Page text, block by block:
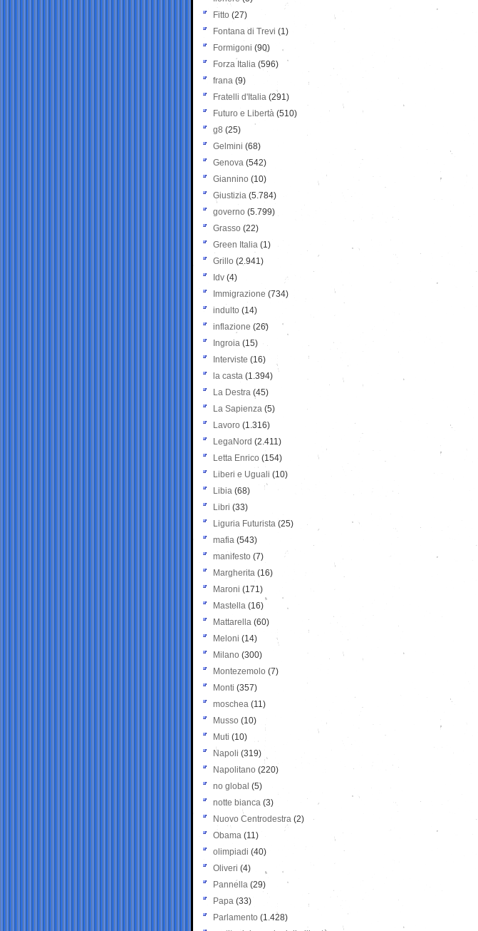
Fitto (27)
Fontana di Trevi (1)
Formigoni (90)
Forza Italia (596)
frana (9)
Fratelli d'Italia (291)
Futuro e Libertà (510)
g8 (25)
Gelmini (68)
Genova (542)
Giannino (10)
Giustizia (5.784)
governo (5.799)
Grasso (22)
Green Italia (1)
Grillo (2.941)
Idv (4)
Immigrazione (734)
indulto (14)
inflazione (26)
Ingroia (15)
Interviste (16)
la casta (1.394)
La Destra (45)
La Sapienza (5)
Lavoro (1.316)
LegaNord (2.411)
Letta Enrico (154)
Liberi e Uguali (10)
Libia (68)
Libri (33)
Liguria Futurista (25)
mafia (543)
manifesto (7)
Margherita (16)
Maroni (171)
Mastella (16)
Mattarella (60)
Meloni (14)
Milano (300)
Montezemolo (7)
Monti (357)
moschea (11)
Musso (10)
Muti (10)
Napoli (319)
Napolitano (220)
no global (5)
notte bianca (3)
Nuovo Centrodestra (2)
Obama (11)
olimpiadi (40)
Oliveri (4)
Pannella (29)
Papa (33)
Parlamento (1.428)